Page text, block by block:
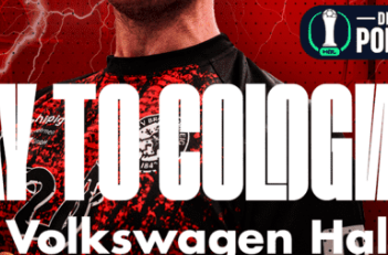
stehen Bewegung, Spaß und
Übungen an verschiedenen
und Teamgeist gefördert. Die Kinder
einer freundlichen, unterstützenden